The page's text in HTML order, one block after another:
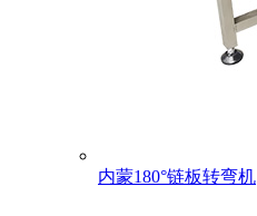
内蒙180°链板转弯机